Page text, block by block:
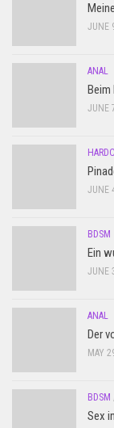
JUNE
ANAL
Beim
JUNE
JUNE
BDSM
Ein
JUNE
ANAL
Der
MAY
BDSM
Sex